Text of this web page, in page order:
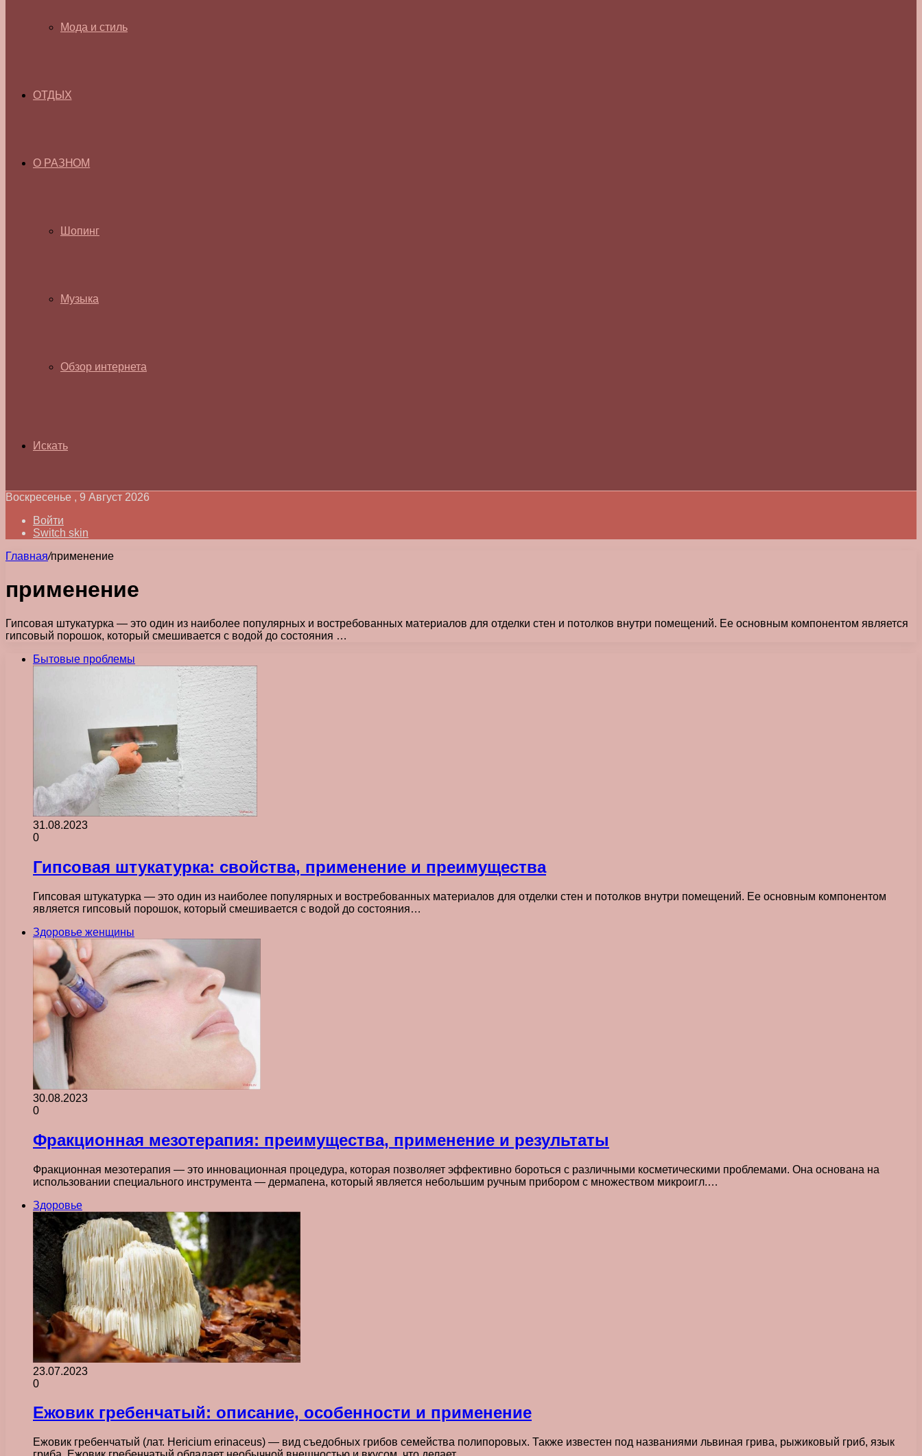
Мода и стиль
ОТДЫХ
О РАЗНОМ
Шопинг
Музыка
Обзор интернета
Искать
Воскресенье , 9 Август 2026
Войти
Switch skin
Главная/применение
применение
Гипсовая штукатурка — это один из наиболее популярных и востребованных материалов для отделки стен и потолков внутри помещений. Ее основным компонентом является
гипсовый порошок, который смешивается с водой до состояния …
Бытовые проблемы
31.08.2023
0
Гипсовая штукатурка: свойства, применение и преимущества
Гипсовая штукатурка — это один из наиболее популярных и востребованных материалов для отделки стен и потолков внутри помещений. Ее основным компонентом
является гипсовый порошок, который смешивается с водой до состояния…
Здоровье женщины
30.08.2023
0
Фракционная мезотерапия: преимущества, применение и результаты
Фракционная мезотерапия — это инновационная процедура, которая позволяет эффективно бороться с различными косметическими проблемами. Она основана на
использовании специального инструмента — дермапена, который является небольшим ручным прибором с множеством микроигл.…
Здоровье
23.07.2023
0
Ежовик гребенчатый: описание, особенности и применение
Ежовик гребенчатый (лат. Hericium erinaceus) — вид съедобных грибов семейства полипоровых. Также известен под названиями львиная грива, рыжиковый гриб, язык